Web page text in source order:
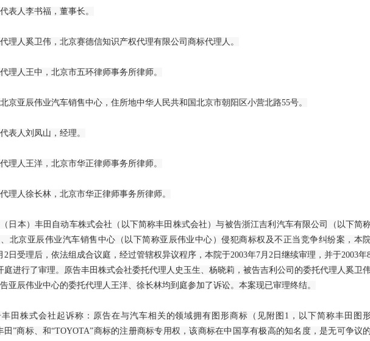
关于开
关于印
上…
国家发展
院…
国家发
臣…
人李书福，董事长。
人奚卫伟，北京赛德信知识产权代理有限公司商标代理人。
人王中，北京市五环律师事务所律师。
亚辰伟业汽车销售中心，住所地中华人民共和国北京市朝阳区小营北路55号。
人刘凤山，经理。
人王洋，北京市华正律师事务所律师。
人徐长林，北京市华正律师事务所律师。
本）丰田自动车株式会社（以下简称丰田株式会社）与被告浙江吉利汽车有限公司（以下简
北京亚辰伟业汽车销售中心（以下简称亚辰伟业中心）侵犯商标权及不正当竞争纠纷案，本
2日受理后，依法组成合议庭，经过管辖权异议程序，本院于2003年7月2日继续审理，并于2003年
庭进行了审理。原告丰田株式会社委托代理人史玉生、杨晓莉，被告吉利公司的委托代理人奚卫伟
亚辰伟业中心的委托代理人王洋、徐长林均到庭参加了诉讼。本案现已审理终结。
株式会社起诉称：原告在与汽车相关的领域拥有图形商标（见附图1，以下简称丰田图
田”商标、和“TOYOTA”商标的注册商标专用权，该商标在中国享有极高的知名度，是无可争议